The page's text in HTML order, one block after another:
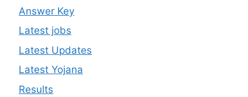
Answer Key
Latest jobs
Latest Updates
Latest Yojana
Results